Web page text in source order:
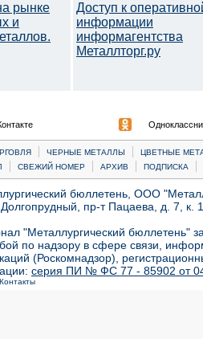
рынке
и
Доступ к
информации
информагентства
Металлторг.ру
| ЧЕРНЫЕ МЕТАЛЛЫ |
ЦВЕТНЫЕ
| СВЕЖИЙ НОМЕР | АРХИВ | ПОДПИСКА |
бюллетень, ООО
Долгопрудный, пр-т Пацаева, д. 7,
"Металлургический бюллетень"
по надзору в сфере связи,
(Роскомнадзор),
серия ПИ № ФС 77 - 85902 от 04
Контакты